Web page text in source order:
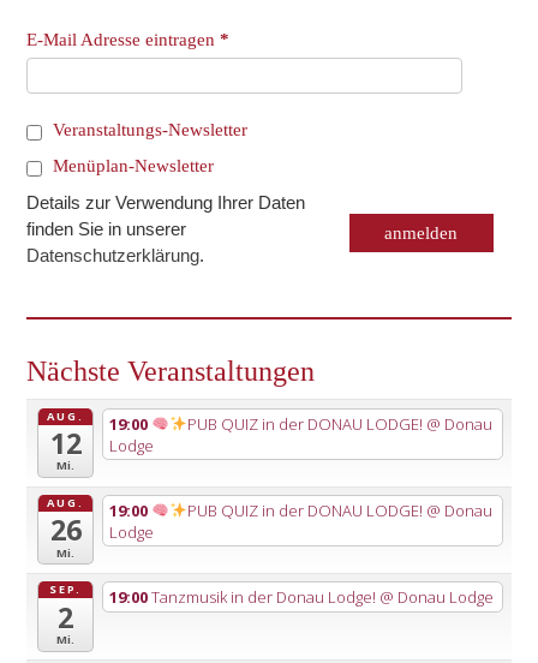
E-Mail Adresse eintragen*
Veranstaltungs-Newsletter
Menüplan-Newsletter
Details zur Verwendung Ihrer Daten
finden Sie in unserer
Datenschutzerklärung.
Nächste Veranstaltungen
AUG.
12
Mi.
19:00 PUB QUIZ in der DONAU LODGE! @ Donau
Lodge
AUG.
26
Mi.
19:00 PUB QUIZ in der DONAU LODGE! @ Donau
Lodge
SEP.
2
Mi.
19:00Tanzmusik in der Donau Lodge! @ Donau Lodge